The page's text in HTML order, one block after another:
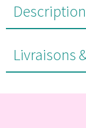
Description
Livraisons